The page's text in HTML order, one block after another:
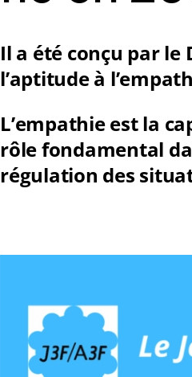
Il a été conçu par le
l’aptitude à
L’empathie est la
rôle fondamental
régulation des